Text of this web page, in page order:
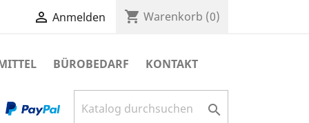
 Anmelden shopping_cart Warenkorb (0)
BÜROBEDARF KONTAKT
